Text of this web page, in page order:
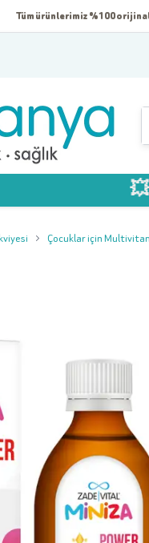
Tüm ürünlerimiz %100 orijinal
💥
Çocuklar için